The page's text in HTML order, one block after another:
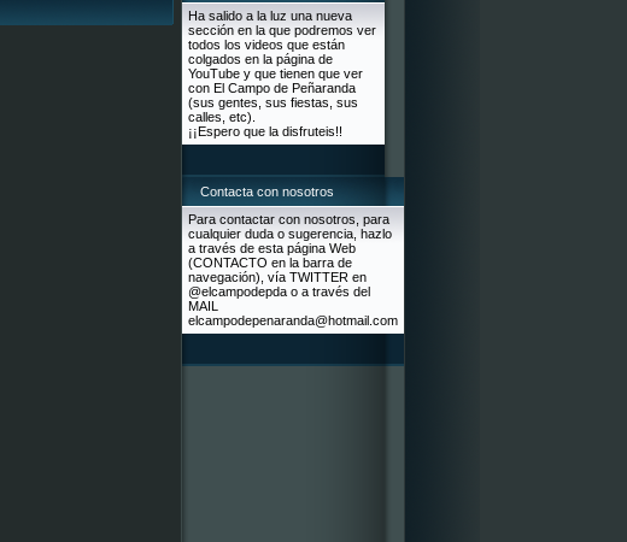
Ha salido a la luz una nueva
sección en la que podremos ver
todos los videos que están
colgados en la página de
YouTube y que tienen que ver
con El Campo de Peñaranda
(sus gentes, sus fiestas, sus
calles, etc).
¡¡Espero que la disfruteis!!
Contacta con nosotros
Para contactar con nosotros, para
cualquier duda o sugerencia, hazlo
a través de esta página Web
(CONTACTO en la barra de
navegación), vía TWITTER en
@elcampodepda o a través del
MAIL
elcampodepenaranda@hotmail.com